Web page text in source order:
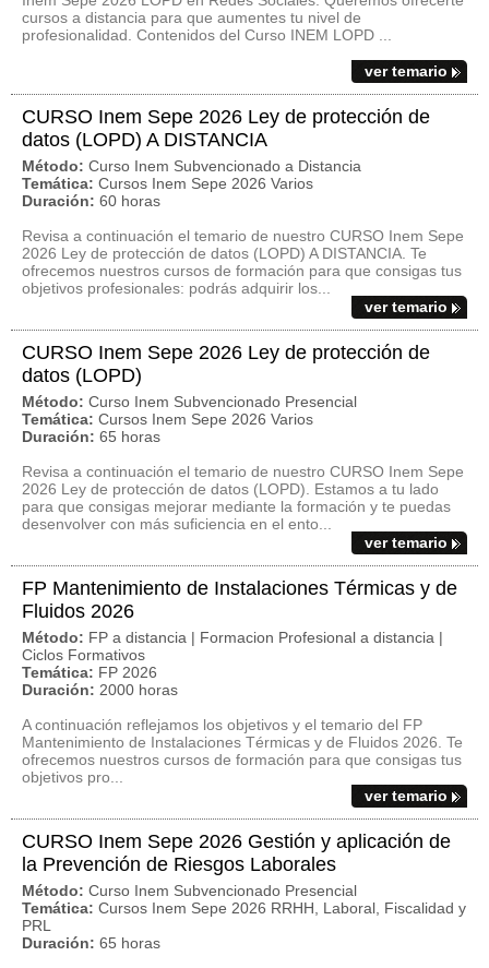
cursos a distancia para que aumentes tu nivel de
profesionalidad. Contenidos del Curso INEM LOPD ...
ver temario
CURSO Inem Sepe 2026 Ley de protección de
datos (LOPD) A DISTANCIA
Método: Curso Inem Subvencionado a Distancia
Temática: Cursos Inem Sepe 2026 Varios
Duración: 60 horas
Revisa a continuación el temario de nuestro CURSO Inem Sepe
2026 Ley de protección de datos (LOPD) A DISTANCIA. Te
ofrecemos nuestros cursos de formación para que consigas tus
objetivos profesionales: podrás adquirir los...
ver temario
CURSO Inem Sepe 2026 Ley de protección de
datos (LOPD)
Método: Curso Inem Subvencionado Presencial
Temática: Cursos Inem Sepe 2026 Varios
Duración: 65 horas
Revisa a continuación el temario de nuestro CURSO Inem Sepe
2026 Ley de protección de datos (LOPD). Estamos a tu lado
para que consigas mejorar mediante la formación y te puedas
desenvolver con más suficiencia en el ento...
ver temario
FP Mantenimiento de Instalaciones Térmicas y de
Fluidos 2026
Método: FP a distancia | Formacion Profesional a distancia |
Ciclos Formativos
Temática: FP 2026
Duración: 2000 horas
A continuación reflejamos los objetivos y el temario del FP
Mantenimiento de Instalaciones Térmicas y de Fluidos 2026. Te
ofrecemos nuestros cursos de formación para que consigas tus
objetivos pro...
ver temario
CURSO Inem Sepe 2026 Gestión y aplicación de
la Prevención de Riesgos Laborales
Método: Curso Inem Subvencionado Presencial
Temática: Cursos Inem Sepe 2026 RRHH, Laboral, Fiscalidad y
PRL
Duración: 65 horas